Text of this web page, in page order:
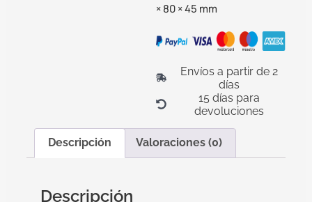
× 80 × 45 mm
Envíos a partir de 2
días
15 días para
devoluciones
Descripción Valoraciones (0)
Descripción